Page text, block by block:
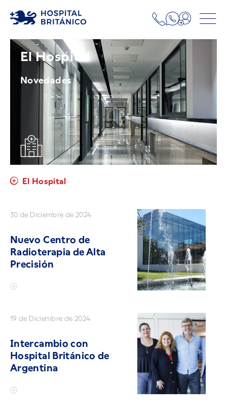
El Hospital
Novedades
El Hospital
30 de Diciembre de 2024
Nuevo Centro de
Radioterapia de Alta
Precisión
19 de Diciembre de 2024
Intercambio con
Hospital Británico de
Argentina